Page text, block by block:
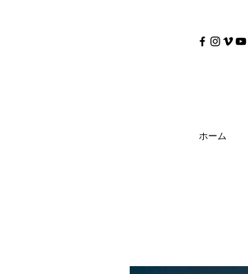
ホーム